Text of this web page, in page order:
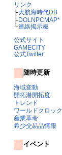
リンク
├大航海時代DB
├DOLNPCMAP*
└連絡掲示板
公式サイト
GAMECITY
公式Twitter
随時更新
海域変動
開拓港開拓度
トレンド
ワールドクロック
産業革命
希少交易品情報
イベント